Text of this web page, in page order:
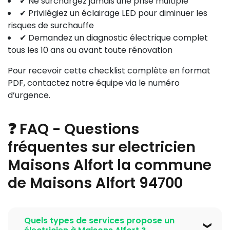
✔ Privilégiez un éclairage LED pour diminuer les
risques de surchauffe
✔ Demandez un diagnostic électrique complet
tous les 10 ans ou avant toute rénovation
Pour recevoir cette checklist complète en format
PDF, contactez notre équipe via le numéro
d’urgence.
❓ FAQ - Questions
fréquentes sur electricien
Maisons Alfort la commune
de Maisons Alfort 94700
Quels types de services propose un